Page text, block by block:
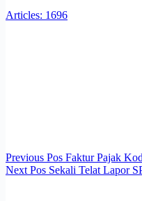
Articles: 1696
Previous Pos Faktur Pajak
Next Pos Sekali Telat Lapor